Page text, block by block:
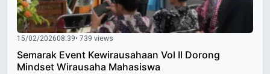
15/02/202608:39• 739 views
Semarak Event Kewirausahaan Vol II Dorong
Mindset Wirausaha Mahasiswa